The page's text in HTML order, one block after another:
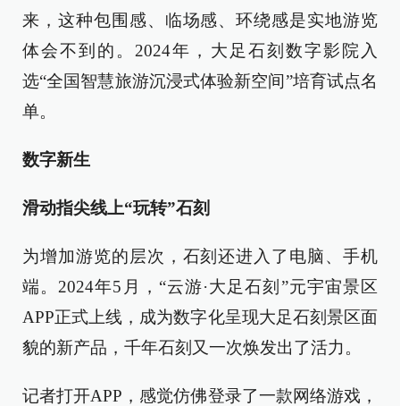
来，这种包围感、临场感、环绕感是实地游览
体会不到的。2024年，大足石刻数字影院入
选“全国智慧旅游沉浸式体验新空间”培育试点名
单。
数字新生
滑动指尖线上“玩转”石刻
为增加游览的层次，石刻还进入了电脑、手机
端。2024年5月，“云游·大足石刻”元宇宙景区
APP正式上线，成为数字化呈现大足石刻景区面
貌的新产品，千年石刻又一次焕发出了活力。
记者打开APP，感觉仿佛登录了一款网络游戏，